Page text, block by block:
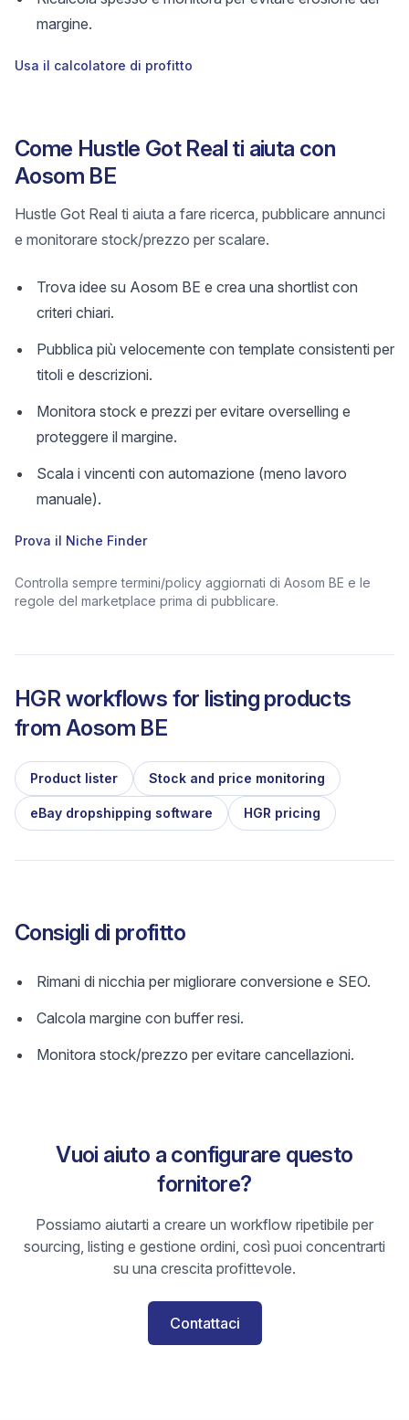
margine.
Usa il calcolatore di profitto
Come Hustle Got Real ti aiuta con
Aosom BE
Hustle Got Real ti aiuta a fare ricerca, pubblicare annunci
e monitorare stock/prezzo per scalare.
Trova idee su Aosom BE e crea una shortlist con
criteri chiari.
Pubblica più velocemente con template consistenti per
titoli e descrizioni.
Monitora stock e prezzi per evitare overselling e
proteggere il margine.
Scala i vincenti con automazione (meno lavoro
manuale).
Prova il Niche Finder
Controlla sempre termini/policy aggiornati di Aosom BE e le
regole del marketplace prima di pubblicare.
HGR workflows for listing products
from Aosom BE
Product lister Stock and price monitoring
eBay dropshipping software HGR pricing
Consigli di profitto
Rimani di nicchia per migliorare conversione e SEO.
Calcola margine con buffer resi.
Monitora stock/prezzo per evitare cancellazioni.
Vuoi aiuto a configurare questo
fornitore?
Possiamo aiutarti a creare un workflow ripetibile per
sourcing, listing e gestione ordini, così puoi concentrarti
su una crescita profittevole.
Contattaci